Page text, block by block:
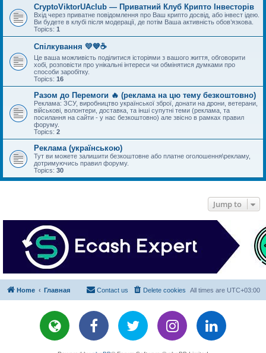
CryptoViktorUAclub — Приватний Клуб Крипто Інвесторів
Вхід через приватне повідомлення про Ваш крипто досвід, або інвест ідею.
Ви будете в клубі після модерації, де потім Ваша активність обов’язкова.
Topics: 1
Спілкування 💛💙☕
Це ваша можливість поділитися історіями з вашого життя, обговорити
хобі, розповісти про унікальні інтереси чи обмінятися думками про
способи заробітку.
Topics: 16
Разом до Перемоги 🔥 (реклама на цю тему безкоштовно)
Реклама: ЗСУ, виробництво української зброї, донати на дрони, ветерани,
військові, волонтери, доставка, та інші супутні теми (реклама, та
посилання на сайти - у нас безкоштовно) але звісно в рамках правил
форуму.
Topics: 2
Реклама (українською)
Тут ви можете залишити безкоштовне або платне оголошення\рекламу,
дотримуючись правил форуму.
Topics: 30
Jump to
Home Главная All times are UTC+03:00
Delete cookies
Contact us